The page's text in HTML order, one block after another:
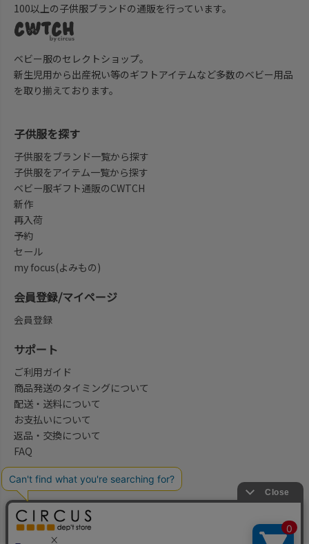
100以上の子供服ブランドの通販を行っています。
ベビー服のセレクトショップ。
新生児用から出産祝い等のギフトアイテムなど多数のベビー用品
を取り揃えております。
会社概要/お問合せ先
子供服を探す
子供服をブランド一覧から探す
子供服をアイテム一覧から探す
ベビー服ギフト通販のCWTCH
新作
再入荷
予約
セール
my focus(よみもの)
会員登録/マイページ
会員登録
サポート
ご利用ガイド
商品発送のタイミングについて
配送・送料について
お支払いについて
返品・交換について
FAQ
法律に基づく表示 プライバシーポリシー